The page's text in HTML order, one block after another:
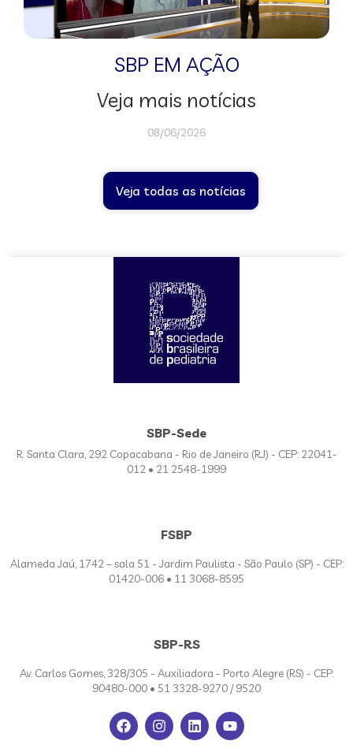
SBP EM AÇÃO
Veja mais notícias
08/06/2026
Veja todas as notícias
SBP-Sede
R. Santa Clara, 292 Copacabana - Rio de Janeiro (RJ) - CEP: 22041-
012 • 21 2548-1999
FSBP
Alameda Jaú, 1742 – sala 51 - Jardim Paulista - São Paulo (SP) - CEP:
01420-006 • 11 3068-8595
SBP-RS
Av. Carlos Gomes, 328/305 - Auxiliadora - Porto Alegre (RS) - CEP:
90480-000 • 51 3328-9270 / 9520